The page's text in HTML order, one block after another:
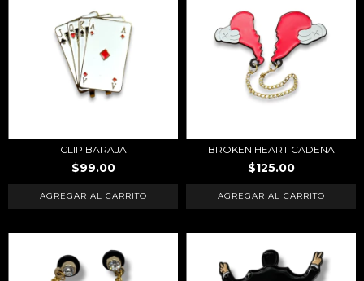
CLIP BARAJA
$99.00
BROKEN HEART CADENA
$125.00